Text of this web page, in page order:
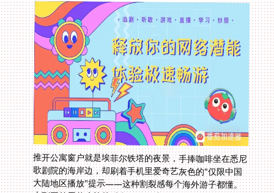
推开公寓窗户就是埃菲尔铁塔的夜景，手捧咖啡坐在悉尼
歌剧院的海岸边，却刷着手机里爱奇艺灰色的"仅限中国
大陆地区播放"提示——这种割裂感每个海外游子都懂。
去到国外用什么软件看电影追剧成了每月必搜热词，当地